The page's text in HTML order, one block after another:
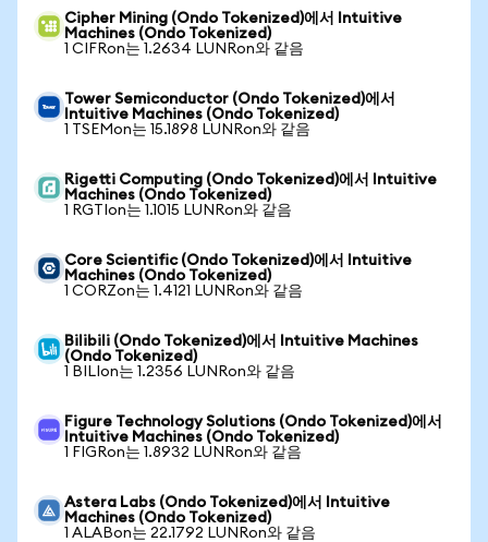
Cipher Mining (Ondo Tokenized)에서 Intuitive
Machines (Ondo Tokenized)
1 CIFRon는 1.2634 LUNRon와 같음
Tower Semiconductor (Ondo Tokenized)에서
Intuitive Machines (Ondo Tokenized)
1 TSEMon는 15.1898 LUNRon와 같음
Rigetti Computing (Ondo Tokenized)에서 Intuitive
Machines (Ondo Tokenized)
1 RGTIon는 1.1015 LUNRon와 같음
Core Scientific (Ondo Tokenized)에서 Intuitive
Machines (Ondo Tokenized)
1 CORZon는 1.4121 LUNRon와 같음
Bilibili (Ondo Tokenized)에서 Intuitive Machines
(Ondo Tokenized)
1 BILIon는 1.2356 LUNRon와 같음
Figure Technology Solutions (Ondo Tokenized)에서
Intuitive Machines (Ondo Tokenized)
1 FIGRon는 1.8932 LUNRon와 같음
Astera Labs (Ondo Tokenized)에서 Intuitive
Machines (Ondo Tokenized)
1 ALABon는 22.1792 LUNRon와 같음